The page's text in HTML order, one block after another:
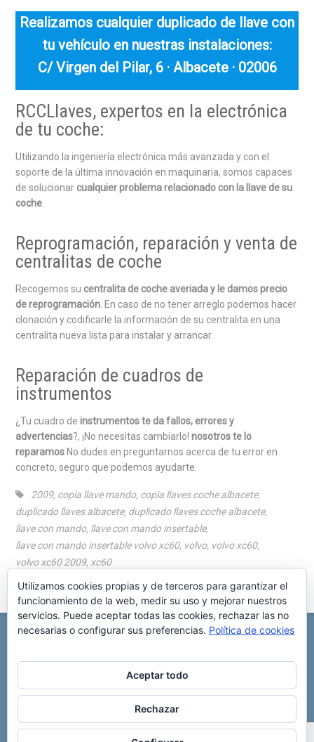
Realizamos cualquier duplicado de llave con
tu vehículo en nuestras instalaciones:
C/ Virgen del Pilar, 6 · Albacete · 02006
RCCLlaves, expertos en la electrónica
de tu coche:
Utilizando la ingeniería electrónica más avanzada y con el
soporte de la última innovación en maquinaria, somos capaces
de solucionar cualquier problema relacionado con la llave de su
coche
Reprogramación, reparación y venta de
centralitas de coche
Recogemos su centralita de coche averiada y le damos precio
de reprogramación . En caso de no tener arreglo podemos hacer
clonación y codificarle la información de su centralita en una
centralita nueva lista para instalar y arrancar.
Reparación de cuadros de
instrumentos
¿Tu cuadro deinstrumentos te da fallos, errores y
advertencias?, ¡No necesitas cambiarlo!nosotros te lo
reparamos No dudes en preguntarnos acerca de tu error en
concreto, seguro que podemos ayudarte.
2009, copia llave mando, copia llaves coche albacete,
duplicado llaves albacete, duplicado llaves coche albacete,
llave con mando, llave con mando insertable,
llave con mando insertable volvo xc60, volvo, volvo xc60,
volvo xc60 2009, xc60
REPARACIÓN CENTRALITA DE COCHE
C/ Virgen del pilar, 6 ,
Copyright © 2025 Reparación Centralita De Coche
Utilizamos cookies propias y de terceros para garantizar el
funcionamiento de la web, medir su uso y mejorar nuestros
servicios. Puede aceptar todas las cookies, rechazar las no
necesarias o configurar sus preferencias. Política de cookies
Aceptar todo
Rechazar